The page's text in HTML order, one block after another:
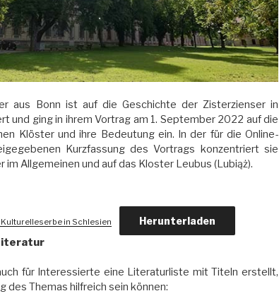
aus Bonn ist auf die Geschichte der Zisterzienser in
und ging in ihrem Vortrag am 1. September 2022 auf die
Klöster und ihre Bedeutung ein. In der für die Online-
Kurzfassung des Vortrags konzentriert sie
im Allgemeinen und auf das Kloster Leubus (Lubiąż).
in Schlesien Herunterladen
für Interessierte eine Literaturliste mit Titeln erstellt,
des Themas hilfreich sein können: